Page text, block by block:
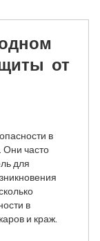
от
в
Они часто
для
в
и краж.